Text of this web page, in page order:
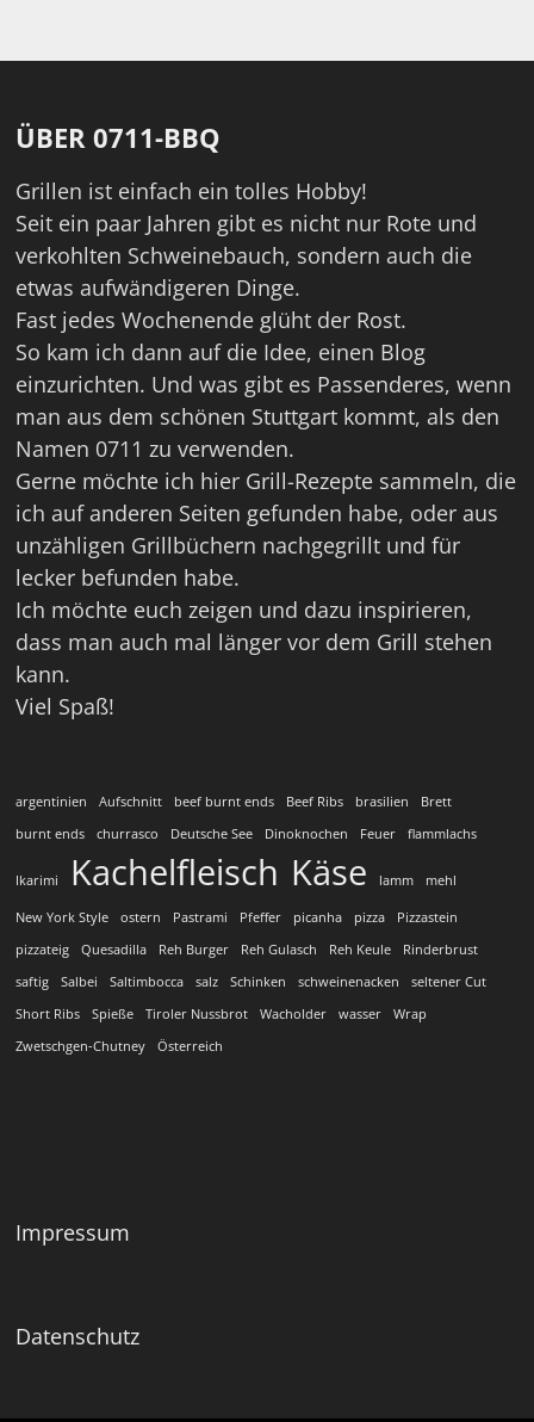
ÜBER 0711-BBQ
Grillen ist einfach ein tolles Hobby!
Seit ein paar Jahren gibt es nicht nur Rote und
verkohlten Schweinebauch, sondern auch die
etwas aufwändigeren Dinge.
Fast jedes Wochenende glüht der Rost.
So kam ich dann auf die Idee, einen Blog
einzurichten. Und was gibt es Passenderes, wenn
man aus dem schönen Stuttgart kommt, als den
Namen 0711 zu verwenden.
Gerne möchte ich hier Grill-Rezepte sammeln, die
ich auf anderen Seiten gefunden habe, oder aus
unzähligen Grillbüchern nachgegrillt und für
lecker befunden habe.
Ich möchte euch zeigen und dazu inspirieren,
dass man auch mal länger vor dem Grill stehen
kann.
Viel Spaß!
argentinien Aufschnitt beef burnt ends Beef Ribs brasilien
Brett
burnt ends
churrasco Deutsche See Dinoknochen Feuer flammlachs
Ikarimi Kachelfleisch Käse lamm mehl
New York Style ostern Pastrami Pfeffer picanha pizza
Pizzastein
pizzateig
Quesadilla Reh Burger Reh Gulasch Reh Keule
Rinderbrust
saftig
Salbei Saltimbocca salz Schinken schweinenacken
seltener Cut
Short Ribs
Spieße Tiroler Nussbrot Wacholder wasser
Wrap
Zwetschgen-Chutney
Österreich
Impressum
Datenschutz